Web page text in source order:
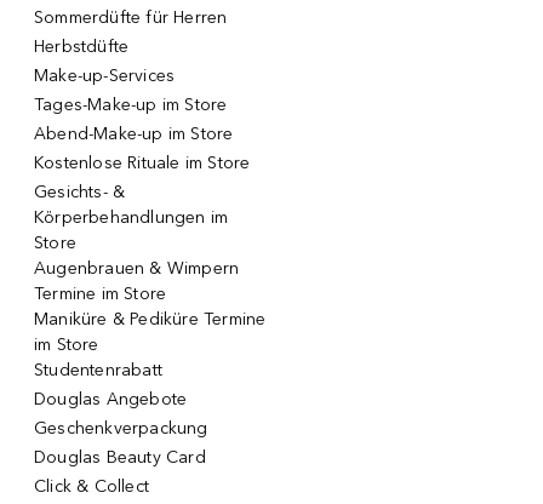
Sommerdüfte für Herren
Herbstdüfte
Make-up-Services
Tages-Make-up im Store
Abend-Make-up im Store
Kostenlose Rituale im Store
Gesichts- &
Körperbehandlungen im
Store
Augenbrauen & Wimpern
Termine im Store
Maniküre & Pediküre Termine
im Store
Studentenrabatt
Douglas Angebote
Geschenkverpackung
Douglas Beauty Card
Click & Collect